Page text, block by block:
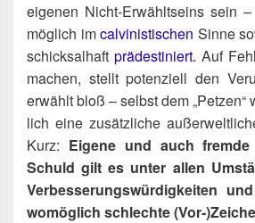
eige­nen Nicht-Erwählt­s­eins sein
mög­lich imcal­vi­nis­ti­schen Sin­ne
schick­sal­haft prä­de­sti­niert. Auf
machen, stellt poten­zi­ell den
erwählt bloß – selbst dem
lich eine zusätz­li­che
Kurz: Eige­ne und auch
Schuld gilt es unter allen
Ver­bes­se­rungs­wür­dig­kei­ten
womög­lich schlech­te